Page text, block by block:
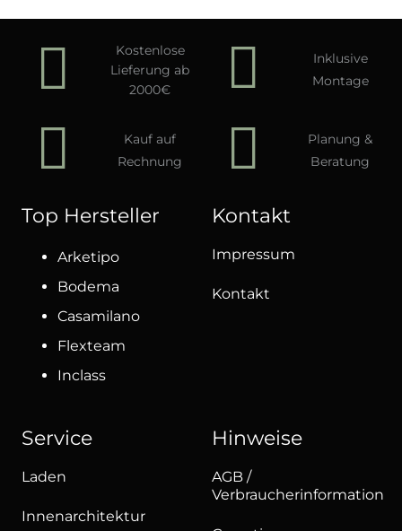
Kostenlose
Lieferung ab
2000€
Inklusive
Montage
Kauf auf
Rechnung
Planung &
Beratung
Top Hersteller
Arketipo
Bodema
Casamilano
Flexteam
Inclass
Kontakt
Impressum
Kontakt
Service
Laden
Innenarchitektur
Hinweise
AGB /
Verbraucherinformation